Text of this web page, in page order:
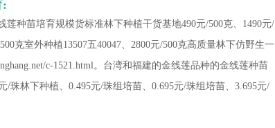
:
种苗培育规模货标准林下种植干货基地490元/500克、1490元/
克室外种植13507五40047、2800元/500克高质量林下仿野生一
c-1521.html。台湾和福建的金线莲品种的金线莲种苗
/珠林下种植、0.495元/珠组培苗、0.695元/珠组培苗、3.695元/